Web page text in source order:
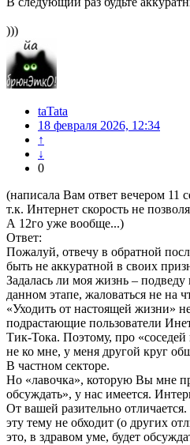
)))
taTata
18 февраля 2026, 12:34
↑
↓
0
(написала Вам ответ вечером 11
т.к. Интернет скорость не
А 12го уже вообще...)
Ответ:
Пожалуй, отвечу в обратной
быть не аккуратной в своих
Задалась ли моя жизнь – подведу
данном этапе, жаловаться не на
«Уходить от настоящей жизни»
подрастающие пользователи
Тик-Тока. Поэтому, про
не ко мне, у меня другой круг
В частном секторе.
Но «лавочка», которую Вы мне
обсуждать», у нас имеется.
От вашей разительно
эту тему не обходит (о других
это, в здравом уме, будет